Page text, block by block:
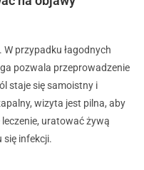
przypadku łagodnych
pozwala przeprowadzenie
staje się samoistny i
wizyta jest pilna, aby
uratować żywą
się infekcji.